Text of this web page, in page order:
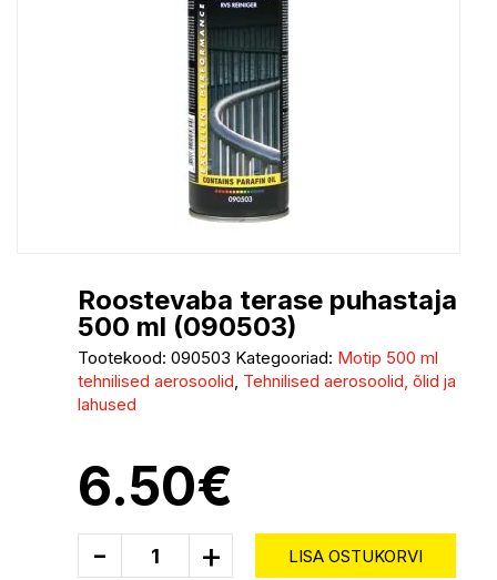
Roostevaba terase puhastaja
500 ml (090503)
Tootekood: 090503 Kategooriad: Motip 500 ml
tehnilised aerosoolid, Tehnilised aerosoolid, õlid ja
lahused
6.50€
- + LISA OSTUKORVI